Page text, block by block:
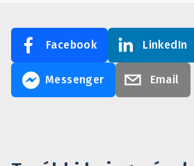
Facebook LinkedIn
Messenger Email